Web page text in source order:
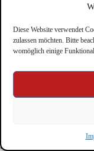
Diese Website verwendet
zulassen möchten. Bitte
womöglich einige
Copyright © Feuerwehr
by